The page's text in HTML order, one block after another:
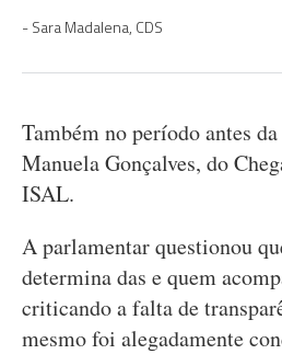
Sara Madalena, CDS
Também no período antes
Manuela Gonçalves, do
ISAL.
A parlamentar questionou
determina das e quem
criticando a falta de
mesmo foi alegadamente